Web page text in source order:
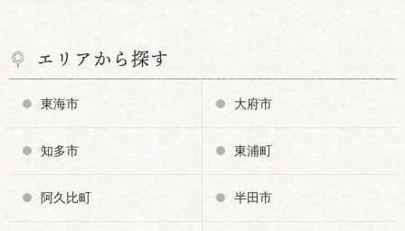
エリアから探す
東海市 大府市
知多市 東浦町
阿久比町 半田市